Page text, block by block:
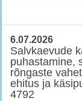
6.07.2026
Salvkaevude
puhastamine,
rõngaste
ehitus ja
4792